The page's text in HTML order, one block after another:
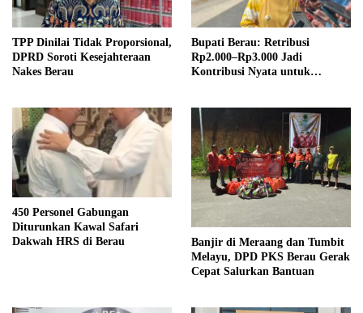
TPP Dinilai Tidak Proporsional,
DPRD Soroti Kesejahteraan
Nakes Berau
Bupati Berau: Retribusi
Rp2.000–Rp3.000 Jadi
Kontribusi Nyata untuk
450 Personel Gabungan
Diturunkan Kawal Safari
Dakwah HRS di Berau
Banjir di Meraang dan Tumbit
Melayu, DPD PKS Berau Gerak
Cepat Salurkan Bantuan